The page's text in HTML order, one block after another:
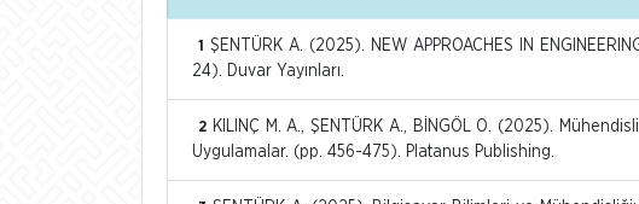
1
ŞENTÜRK A. (2025). NEW APPROACHES IN
24). Duvar Yayınları.
2 KILINÇ M. A., ŞENTÜRK A., BİNGÖL O. (2025).
Uygulamalar. (pp. 456-475). Platanus Publishing.